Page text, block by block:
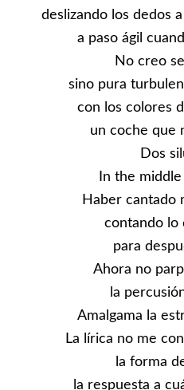
deslizando los dedos
a paso ágil
No creo
sino pura
con los colores
un coche que
Dos
In the
Haber cantado
contando lo
para
Ahora no
la
Amalgama la
La lírica no me
la forma
la respuesta a